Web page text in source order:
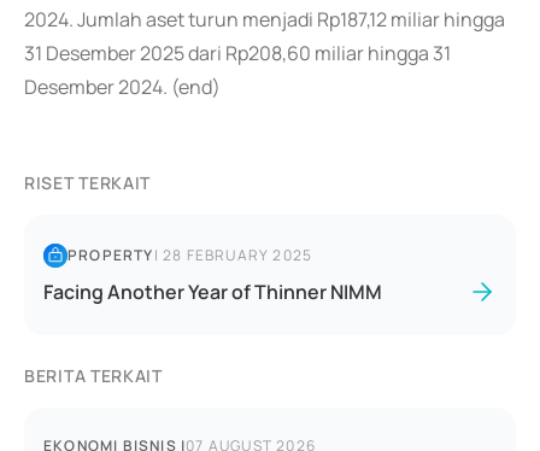
2024. Jumlah aset turun menjadi Rp187,12 miliar hingga
31 Desember 2025 dari Rp208,60 miliar hingga 31
Desember 2024. (end)
RISET TERKAIT
PROPERTY|28 FEBRUARY 2025
Facing Another Year of Thinner NIMM
BERITA TERKAIT
EKONOMI BISNIS |07 AUGUST 2026